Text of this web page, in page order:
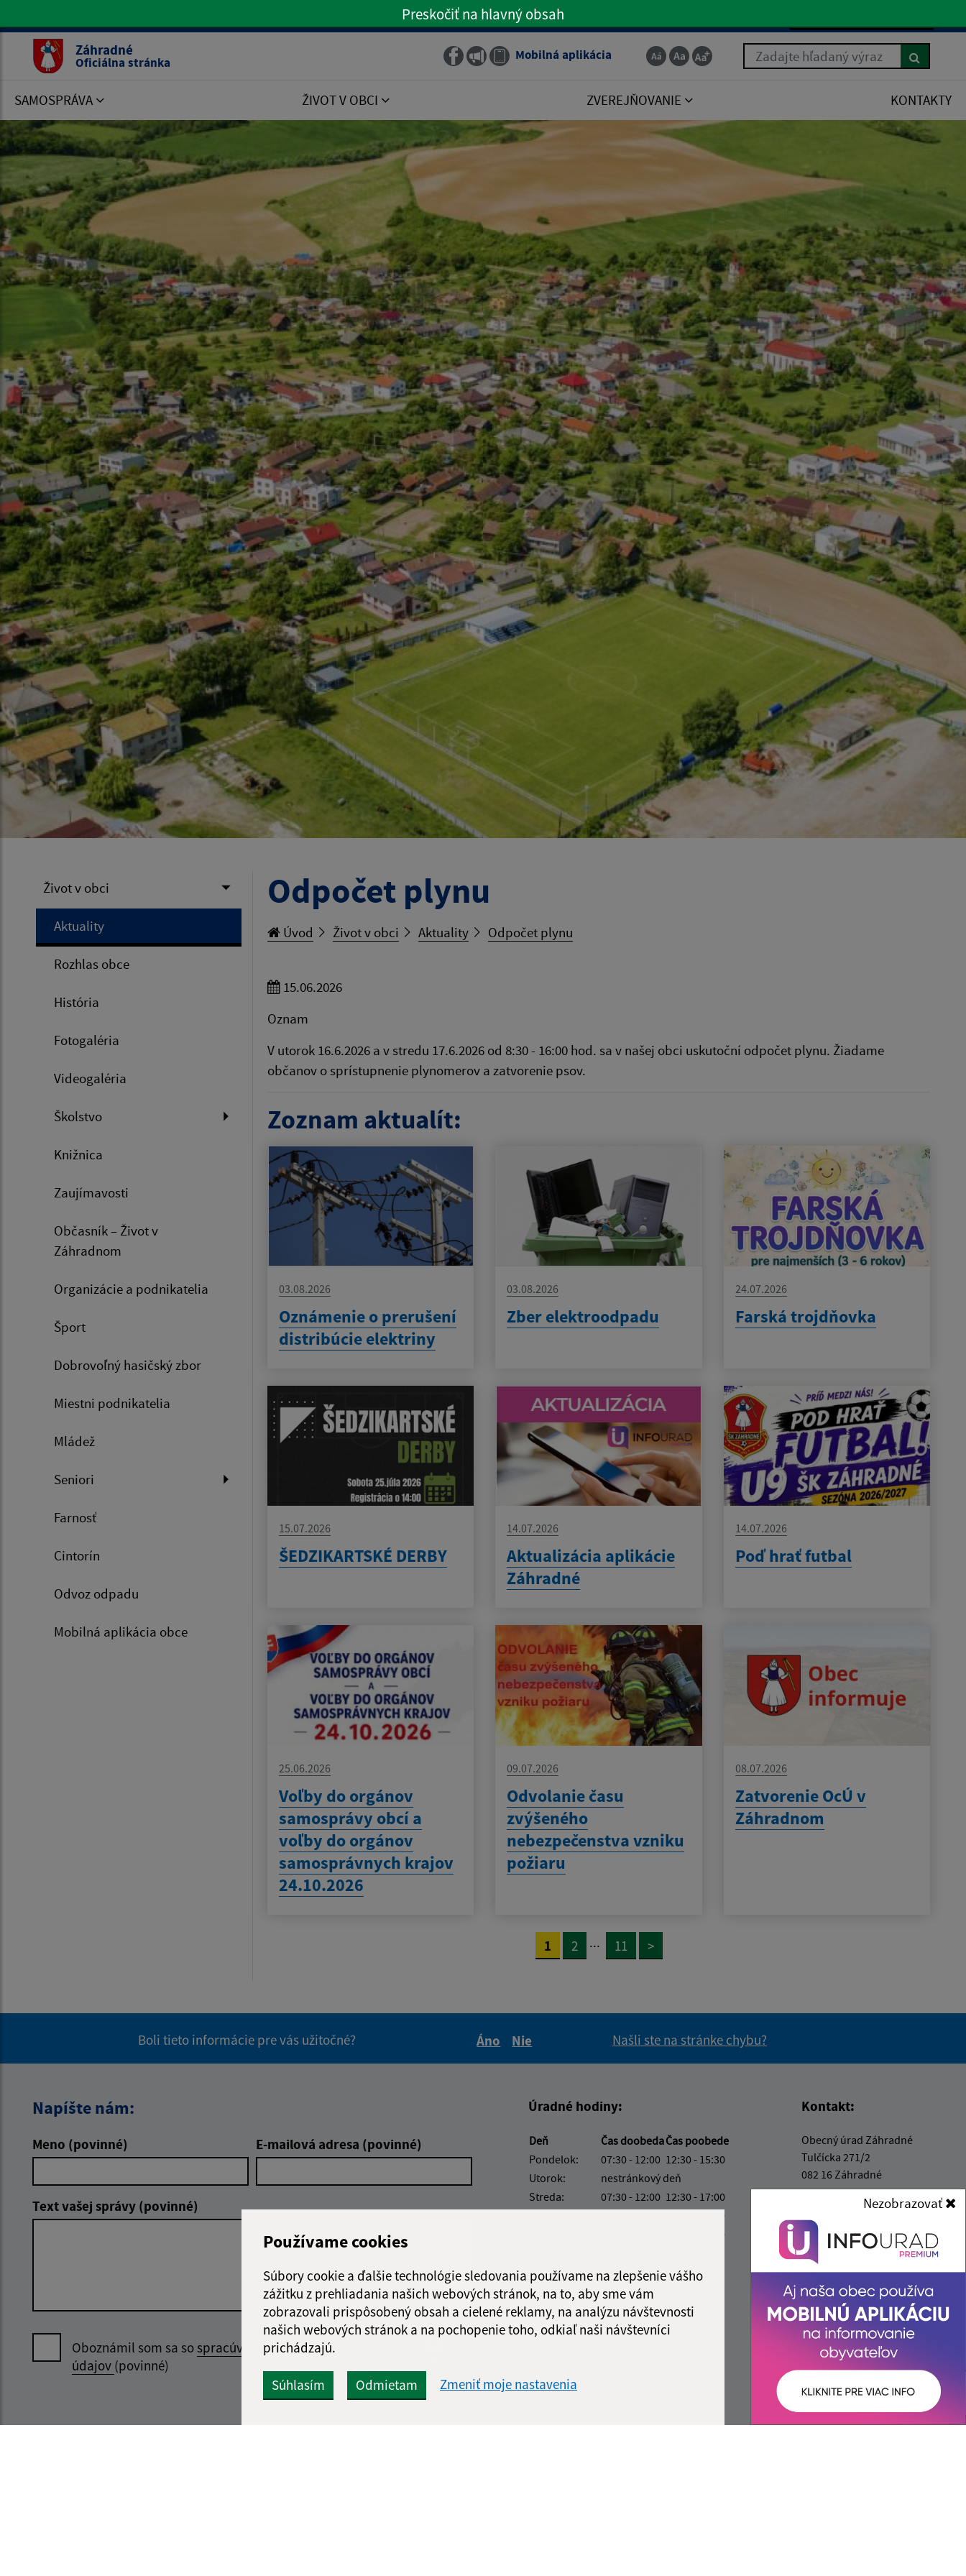
Používame cookies
Súbory cookie a ďalšie technológie sledovania používame na zlepšenie vášho
zážitku z prehliadania našich webových stránok, na to, aby sme vám
zobrazovali prispôsobený obsah a cielené reklamy, na analýzu návštevnosti
našich webových stránok a na pochopenie toho, odkiaľ naši návštevníci
prichádzajú.
Súhlasím Odmietam Zmeniť moje nastavenia
Nezobrazovať
Preskočiť na hlavné menu
Preskočiť na hlavný obsah
Záhradné
Oficiálna stránka Obecný rozhlas
Mobilná aplikácia Zadajte hľadaný výraz
SAMOSPRÁVA ŽIVOT V OBCI ZVEREJŇOVANIE KONTAKTY
Život v obci
Aktuality
Rozhlas obce
História
Fotogaléria
Videogaléria
Školstvo
Knižnica
Zaujímavosti
Občasník – Život v
Záhradnom
Organizácie a podnikatelia
Šport
Dobrovoľný hasičský zbor
Miestni podnikatelia
Mládež
Seniori
Farnosť
Cintorín
Odvoz odpadu
Mobilná aplikácia obce
Odpočet plynu
Úvod Život v obci Aktuality Odpočet plynu
15.06.2026
Oznam
V utorok 16.6.2026 a v stredu 17.6.2026 od 8:30 - 16:00 hod. sa v našej obci uskutoční odpočet plynu. Žiadame
občanov o sprístupnenie plynomerov a zatvorenie psov.
Zoznam aktualít:
03.08.2026
Oznámenie o prerušení
distribúcie elektriny
03.08.2026
Zber elektroodpadu
24.07.2026
Farská trojdňovka
15.07.2026
ŠEDZIKARTSKÉ DERBY
14.07.2026
Aktualizácia aplikácie
Záhradné
14.07.2026
Poď hrať futbal
25.06.2026
Voľby do orgánov
samosprávy obcí a
voľby do orgánov
samosprávnych krajov
24.10.2026
09.07.2026
Odvolanie času
zvýšeného
nebezpečenstva vzniku
požiaru
08.07.2026
Zatvorenie OcÚ v
Záhradnom
1 2 ... 11 >
Boli tieto informácie pre vás užitočné?
Áno
Nie
Našli ste na stránke chybu?
Napíšte nám:
Meno (povinné) E-mailová adresa (povinné)
Text vašej správy (povinné)
Oboznámil som sa sospracúvaním osobných
údajov (povinné)
Google reCaptcha Response
Úradné hodiny:
Deň Čas doobedaČas poobede
Pondelok:
07:30 - 12:00 12:30 - 15:30
Utorok:
nestránkový deň
Streda:
07:30 - 12:00 12:30 - 17:00
12:30 - 15:30
12:30 - 14:00
Kontakt:
Obecný úrad Záhradné
Tulčícka 271/2
082 16 Záhradné
info@obeczahradne.sk
+421 514 557 725
IČO: 00328022